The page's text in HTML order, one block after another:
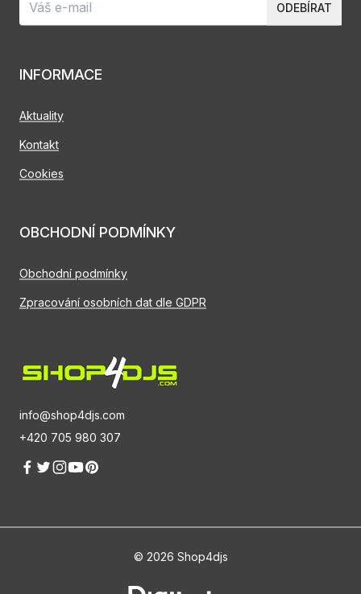
info@shop4djs.com
+420 705 980 307
INFORMACE
Aktuality
Kontakt
Cookies
OBCHODNÍ PODMÍNKY
Obchodní podmínky
Zpracování osobních dat dle GDPR
ODEBÍRAT
© 2026 Shop4djs